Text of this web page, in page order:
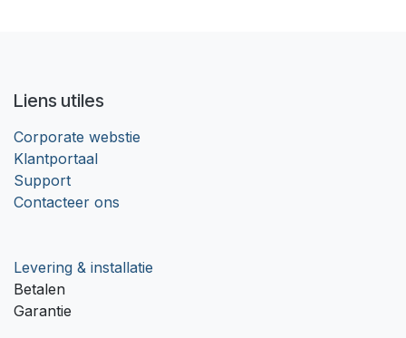
Liens utiles
Corporate webstie
Klantportaal
Support
Contacteer ons
Levering & installatie
Betalen
Garantie